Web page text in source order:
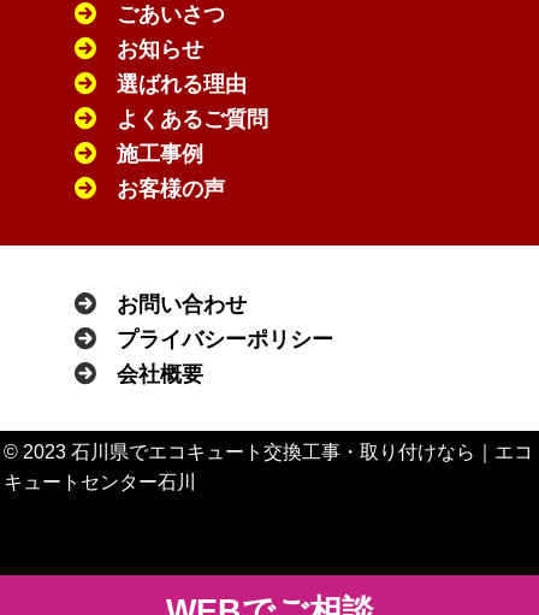
ごあいさつ
お知らせ
選ばれる理由
よくあるご質問
施工事例
お客様の声
お問い合わせ
プライバシーポリシー
会社概要
© 2023 石川県でエコキュート交換工事・取り付けなら｜エコ
キュートセンター石川